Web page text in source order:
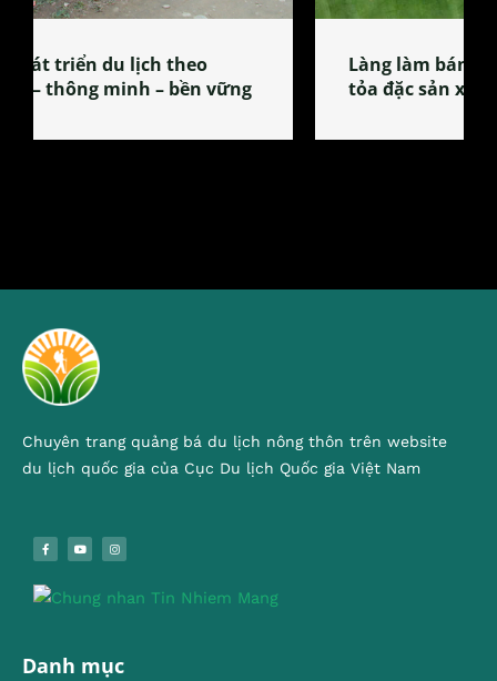
Làng làm bánh tẻ Phú Nhi – nơi lan
tỏa đặc sản xứ Đoài
Chuyên trang quảng bá du lịch nông thôn trên website
du lịch quốc gia của Cục Du lịch Quốc gia Việt Nam
Danh mục